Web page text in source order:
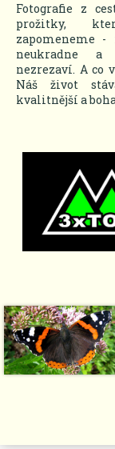
Fotografie z
prožitky,
zapomeneme
neukradne
nezrezaví. A co
Náš život
kvalitnější a